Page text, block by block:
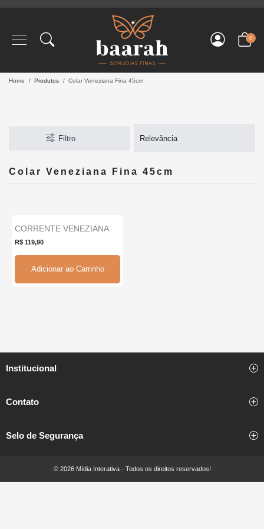
0
Home Produtos Colar Veneziana Fina 45cm
Filtro
Colar Veneziana Fina 45cm
CORRENTE VENEZIANA
FINA 45CM...
R$ 119,90
Adicionar ao Carrinho
Institucional
Contato
Selo de Segurança
© 2026 Mídia Interativa - Todos os direitos reservados!